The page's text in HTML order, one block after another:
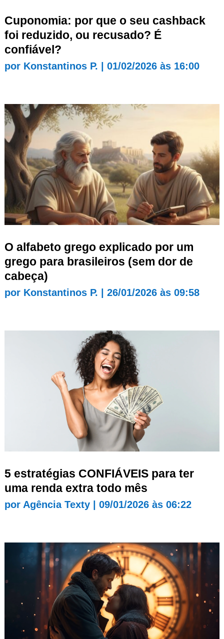
Cuponomia: por que o seu cashback
foi reduzido, ou recusado? É
confiável?
por Konstantinos P. 01/02/2026 às 16:00
O alfabeto grego explicado por um
grego para brasileiros (sem dor de
cabeça)
por Konstantinos P. 26/01/2026 às 09:58
5 estratégias CONFIÁVEIS para ter
uma renda extra todo mês
por Agência Texty| 09/01/2026 às 06:22